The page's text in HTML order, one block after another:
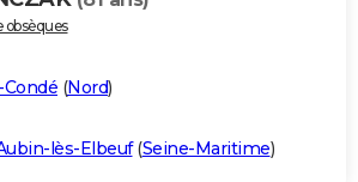
(Nord)
lès-Elbeuf(Seine-Maritime)